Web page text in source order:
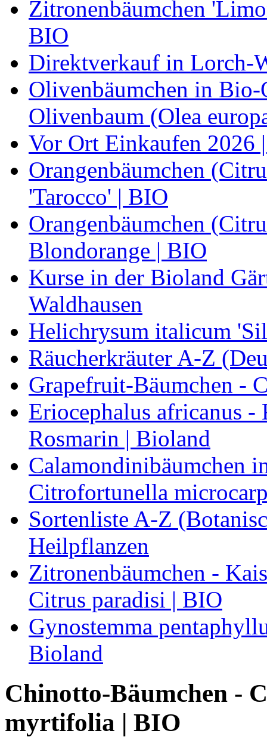
Zitronenbäumchen
BIO
Direktverkauf in Lorch-
Olivenbäumchen in Bio-
Olivenbaum (Olea
Vor Ort Einkaufen 2026
Orangenbäumchen
'Tarocco' | BIO
Orangenbäumchen
Blondorange | BIO
Kurse in der Bioland
Waldhausen
Helichrysum italicum
Räucherkräuter A-Z
Grapefruit-Bäumchen -
Eriocephalus africanus
Rosmarin | Bioland
Calamondinibäumchen
Citrofortunella
Sortenliste A-Z
Heilpflanzen
Zitronenbäumchen -
Citrus paradisi | BIO
Gynostemma
Bioland
Chinotto-Bäumchen -
myrtifolia | BIO